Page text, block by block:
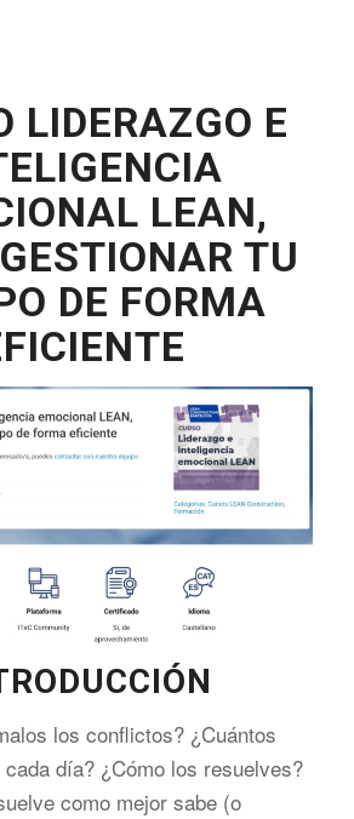
LIDERAZGO E
LEAN,
TU
DE FORMA
los conflictos? ¿Cuántos
día? ¿Cómo los resuelves?
como mejor sabe (o